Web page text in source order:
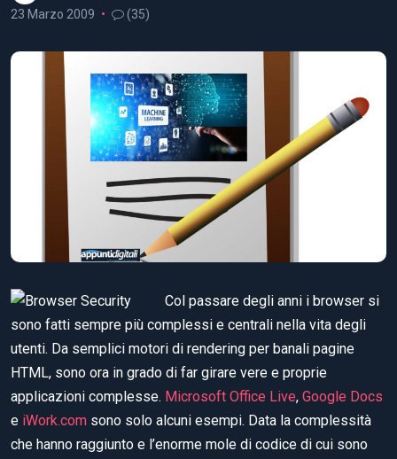
23 Marzo 2009
(35)
Col passare degli anni i browser si
sono fatti sempre più complessi e centrali nella vita degli
utenti. Da semplici motori di rendering per banali pagine
HTML, sono ora in grado di far girare vere e proprie
applicazioni complesse. Microsoft Office Live, Google Docs
e iWork.com sono solo alcuni esempi. Data la complessità
che hanno raggiunto e l’enorme mole di codice di cui sono